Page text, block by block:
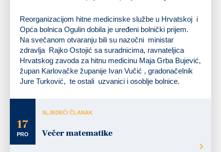
Reorganizacijom hitne medicinske službe u Hrvatskoj i
Opća bolnica Ogulin dobila je uređeni bolnički prijem.
Na svečanom otvaranju bili su nazočni ministar
zdravlja Rajko Ostojić sa suradnicima, ravnateljica
Hrvatskog zavoda za hitnu medicinu Maja Grba Bujević,
župan Karlovačke županije Ivan Vučić , gradonačelnik
Jure Turković, te ostali uzvanici i osoblje bolnice.
17
PRO
SLJEDEĆI ČLANAK
Večer matematike